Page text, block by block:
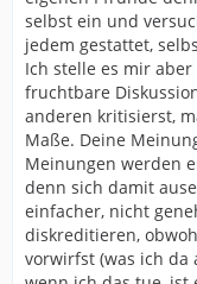
selbst ein und
jedem gestattet,
Ich stelle es mir
fruchtbare
anderen kritisierst,
Maße. Deine
Meinungen werden
denn sich damit
einfacher, nicht
diskreditieren,
vorwirfst (was ich da